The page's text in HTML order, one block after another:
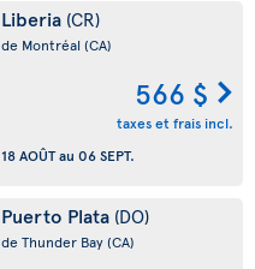
Liberia (CR)
de Montréal (CA)
566 $
taxes et frais incl.
18 AOÛTau 06 SEPT.
Puerto Plata (DO)
de Thunder Bay(CA)